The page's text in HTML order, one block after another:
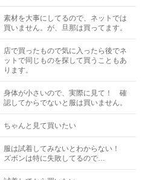
素材を大事にしてるので、ネットでは
買いません。が、旦那は買ってます。
店で買ったもので気に入ったら後でネ
ットで同じものを探して買うこともあ
ります。
身体が小さいので、実際に見て！ 確
認してからでないと服は買いません。
ちゃんと見て買いたい
服は試着してみないとわからない！
ズボンは特に失敗してるので…